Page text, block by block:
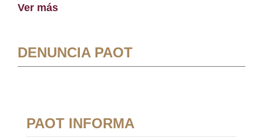
Ver más
DENUNCIA PAOT
PAOT INFORMA